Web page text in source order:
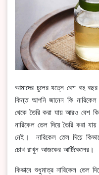
আমাদের চুলের যত্নে বেশ বহু বছর
কিন্ত আপনি জানেন কি
থেকে তৈরি করা যায় আরও বেশ
নারিকেল তেল দিয়ে তৈরি করা
নেই। নারিকেল তেল দিয়ে
চোখ রাখুন আজকের আর্টিকেলের।
কিভাবে শুধুমাত্র নারিকেল তেল